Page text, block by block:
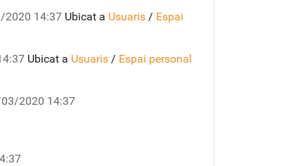
2020 14:37 Ubicat a Usuaris / Espai
Ubicat a Usuaris / Espai personal
2020 14:37